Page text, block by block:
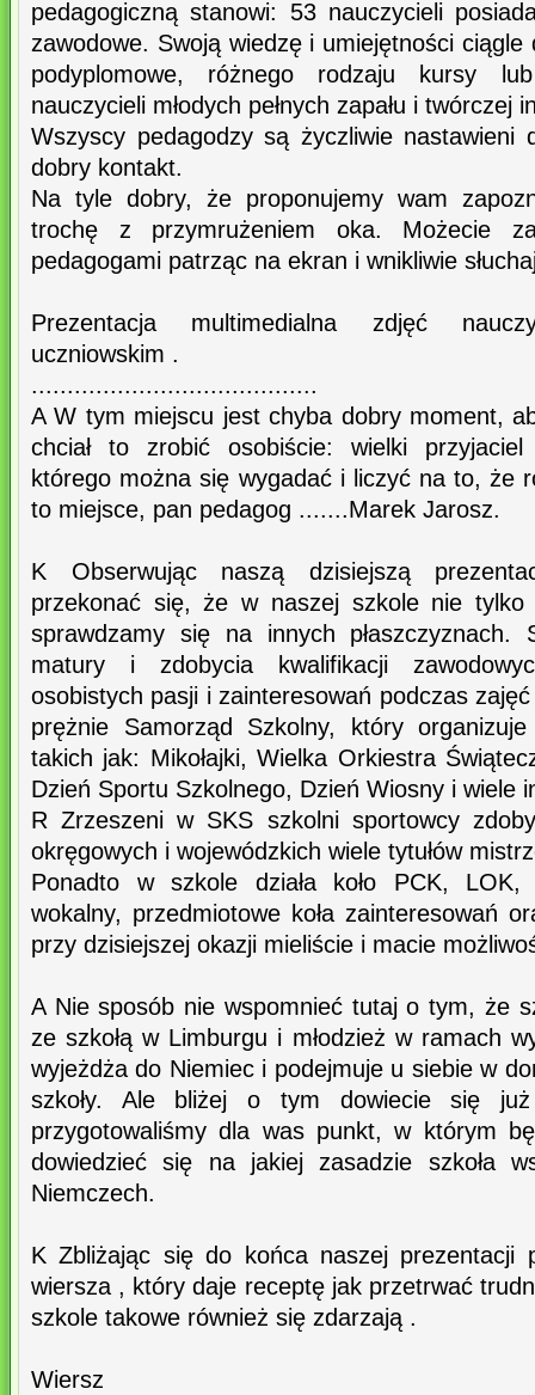
pedagogiczną stanowi: 53 nauczycieli
zawodowe. Swoją wiedzę i umiejętności
podyplomowe, różnego rodzaju kursy
nauczycieli młodych pełnych zapału i twórczej
Wszyscy pedagodzy są życzliwie
dobry kontakt.
Na tyle dobry, że proponujemy wam
trochę z przymrużeniem oka. Możecie
pedagogami patrząc na ekran i wnikliwie
Prezentacja multimedialna zdjęć
uczniowskim .
........................................
A W tym miejscu jest chyba dobry moment,
chciał to zrobić osobiście: wielki przyjaciel
którego można się wygadać i liczyć na to, że
to miejsce, pan pedagog .......Marek Jarosz.
K Obserwując naszą dzisiejszą
przekonać się, że w naszej szkole nie
sprawdzamy się na innych płaszczyznach.
matury i zdobycia kwalifikacji
osobistych pasji i zainteresowań podczas
prężnie Samorząd Szkolny, który
takich jak: Mikołajki, Wielka Orkiestra
Dzień Sportu Szkolnego, Dzień Wiosny i wiele
R Zrzeszeni w SKS szkolni sportowcy
okręgowych i wojewódzkich wiele tytułów
Ponadto w szkole działa koło PCK, LOK,
wokalny, przedmiotowe koła zainteresowań
przy dzisiejszej okazji mieliście i macie
A Nie sposób nie wspomnieć tutaj o tym, że
ze szkołą w Limburgu i młodzież w ramach
wyjeżdża do Niemiec i podejmuje u siebie w
szkoły. Ale bliżej o tym dowiecie się już
przygotowaliśmy dla was punkt, w którym
dowiedzieć się na jakiej zasadzie szkoła
Niemczech.
K Zbliżając się do końca naszej prezentacji
wiersza , który daje receptę jak przetrwać
szkole takowe również się zdarzają .
Wiersz